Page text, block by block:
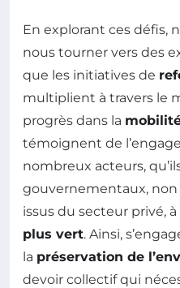
En explorant ces défis,
nous tourner vers des
que les initiatives de
multiplient à travers le
progrès dans la
témoignent de
nombreux acteurs,
gouvernementaux,
issus du secteur privé,
plus vert. Ainsi,
la préservation de
devoir collectif qui